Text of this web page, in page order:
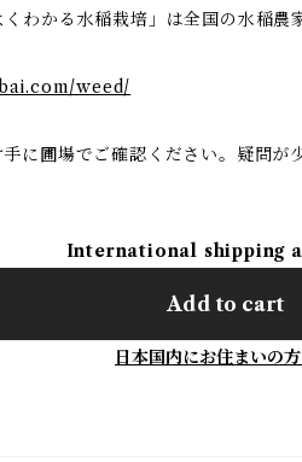
わかる水稲栽培」は全国の水稲農
weed/
に圃場でご確認ください。疑問が
International shipping
Add to cart
日本国内にお住まいの